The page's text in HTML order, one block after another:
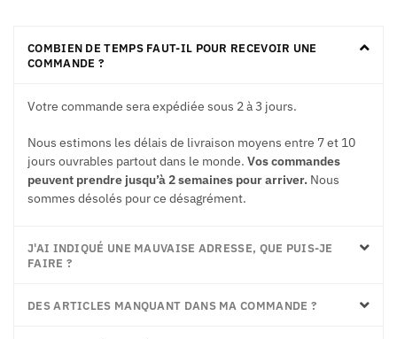
COMBIEN DE TEMPS FAUT-IL POUR RECEVOIR UNE
COMMANDE ?
Votre commande sera expédiée sous 2 à 3 jours.
Nous estimons les délais de livraison moyens entre 7 et 10
jours ouvrables partout dans le monde. Vos commandes
peuvent prendre jusqu’à 2 semaines pour arriver. Nous
sommes désolés pour ce désagrément.
J'AI INDIQUÉ UNE MAUVAISE ADRESSE, QUE PUIS-JE
FAIRE ?
DES ARTICLES MANQUANT DANS MA COMMANDE ?